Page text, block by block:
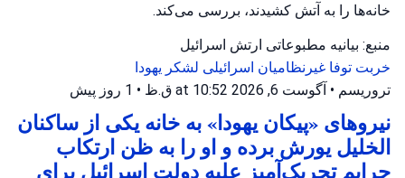
خانه‌ها را به آتش کشیدند، بررسی می‌کند.
منبع: بیانیه مطبوعاتی ارتش اسرائیل
خربت توفا غیرنظامیان اسرائیلی لشکر یهودا
تروریسم • آگوست 6, 2026 at 10:52 ق.ظ • 1 روز پیش
نیروهای «پیکان یهودا» به خانه یکی از ساکنان
الخلیل یورش برده و او را به ظن ارتکاب
جرایم تحریک‌آمیز علیه دولت اسرائیل برای